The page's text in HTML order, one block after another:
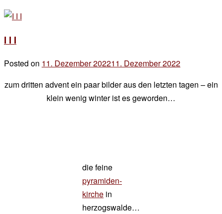
I I I
Posted on 11. Dezember 202211. Dezember 2022
chef
zum dritten advent ein paar bilder aus den letzten tagen – ein
klein wenig winter ist es geworden…
die feine
pyramiden-
kirche in
herzogswalde…